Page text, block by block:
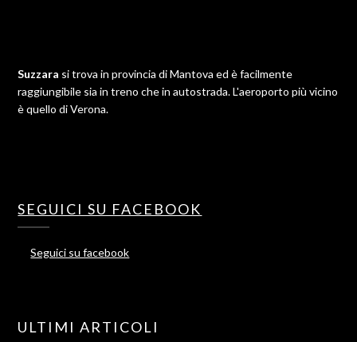
Suzzara si trova in provincia di Mantova ed è facilmente
raggiungibile sia in treno che in autostrada. L'aeroporto più vicino
è quello di Verona.
SEGUICI SU FACEBOOK
Seguici su facebook
ULTIMI ARTICOLI